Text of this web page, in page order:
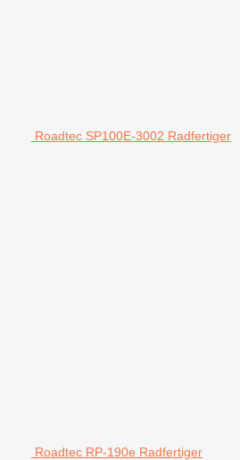
Roadtec SP100E-3002 Radfertiger
Roadtec RP-190e Radfertiger